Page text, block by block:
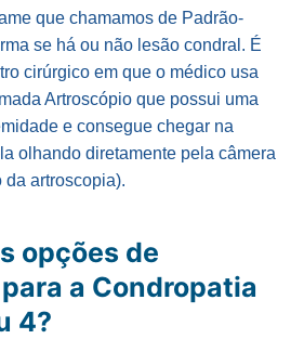
que chamamos de Padrão-
se há ou não lesão condral. É
cirúrgico em que o médico usa
Artroscópio que possui uma
e consegue chegar na
olhando diretamente pela câmera
da artroscopia).
opções de
a Condropatia
4?